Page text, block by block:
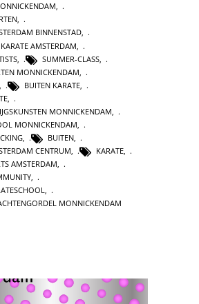
,
,
BINNENSTAD,
AMSTERDAM
SUMMER-CLASS
MONNICKENDAM
BUITEN KARATE
MONNICKENDAM
MONNICKENDAM
BUITEN
CENTRUM, KARATE,
AMSTERDAM,
,
,
MONNICKENDAM